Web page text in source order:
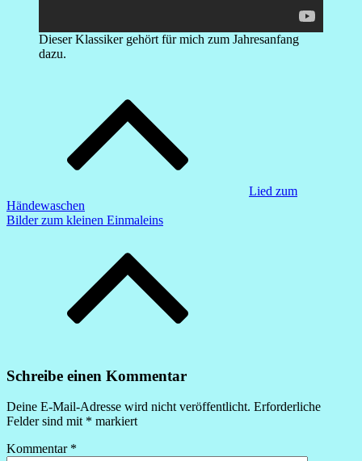
Dieser Klassiker gehört für mich zum Jahresanfang
dazu.
Lied zum
Händewaschen
Bilder zum kleinen Einmaleins
Schreibe einen Kommentar
Deine E-Mail-Adresse wird nicht veröffentlicht. Erforderliche
Felder sind mit * markiert
Kommentar *